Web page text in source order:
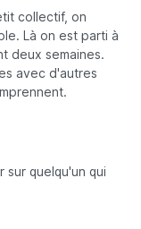
collectif, on
Là on est parti à
deux semaines.
avec d'autres
sur quelqu'un qui